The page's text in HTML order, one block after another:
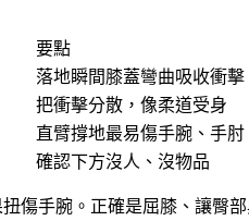
要點
落地瞬間膝蓋彎曲吸收衝擊
把衝擊分散，像柔道受身
直臂撐地最易傷手腕、手肘
確認下方沒人、沒物品
傷手腕。正確是屈膝、讓臀